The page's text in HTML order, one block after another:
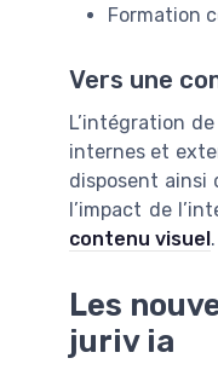
Formation
Vers une
L’intégration
internes et
disposent ainsi
l’impact de
contenu visuel .
Les
juriv ia